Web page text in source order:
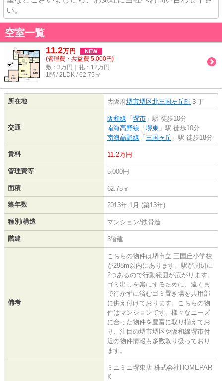
い。
空室一覧
11.2万円 NEW
(管理費・共益費 5,000円)
敷：3万円｜礼：12万円
1階 / 2LDK / 62.75㎡
所在地 大阪府堺市堺区北三国ヶ丘町 ３丁
交通
阪和線 「 堺市 」駅 徒歩10分
南海高野線 「 堺東 」駅 徒歩10分
南海高野線 「 三国ヶ丘 」駅 徒歩18分
賃料 11.2万円
管理費等 5,000円
面積 62.75㎡
築年数 2013年 1月 (築13年)
種別/構造 マンション/鉄骨造
階建 3階建
備考
こちらの物件は堺市立 三国丘小学校
が298m以内にあります。駅が周辺に
2つあるので行動範囲が広がります。
ゴミ出しを楽にするために、遠くま
で行かずに済むゴミ置き場を共用部
に供え付けております。こちらの物
件はマンションです。様々なニーズ
に合った物件を豊富に取り揃えてお
り、注目の堺市堺区や阪和線堺市付
近の物件情報も多数取り扱っており
ます。
ミニミニ堺東店 株式会社HOMEPAR
K